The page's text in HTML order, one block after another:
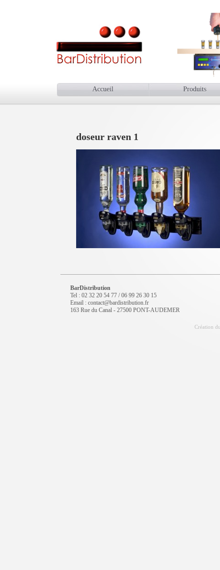
Accueil Produits
doseur raven 1
BarDistribution
Tel : 02 32 20 54 77 / 06 99 26 30 15
Email : contact@bardistribution.fr
163 Rue du Canal - 27500 PONT-AUDEMER
Création